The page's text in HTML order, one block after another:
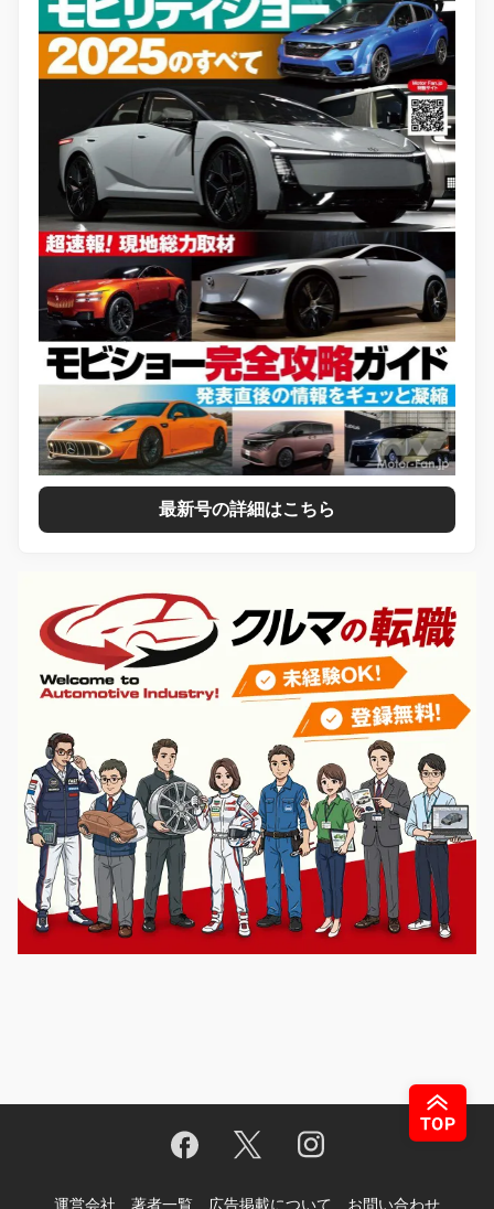
最新号の詳細はこちら
運営会社 著者一覧 広告掲載について お問い合わせ